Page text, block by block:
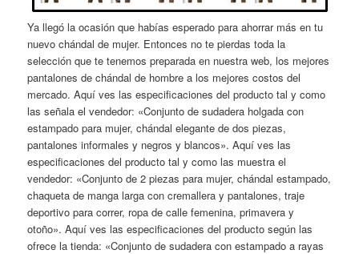
Ya llegó la ocasión que habías esperado para ahorrar más en tu
nuevo chándal de mujer. Entonces no te pierdas toda la
selección que te tenemos preparada en nuestra web, los mejores
pantalones de chándal de hombre a los mejores costos del
mercado. Aquí ves las especificaciones del producto tal y como
las señala el vendedor: «Conjunto de sudadera holgada con
estampado para mujer, chándal elegante de dos piezas,
pantalones informales y negros y blancos». Aquí ves las
especificaciones del producto tal y como las muestra el
vendedor: «Conjunto de 2 piezas para mujer, chándal estampado,
chaqueta de manga larga con cremallera y pantalones, traje
deportivo para correr, ropa de calle femenina, primavera y
otoño». Aquí ves las especificaciones del producto según las
ofrece la tienda: «Conjunto de sudadera con estampado a rayas